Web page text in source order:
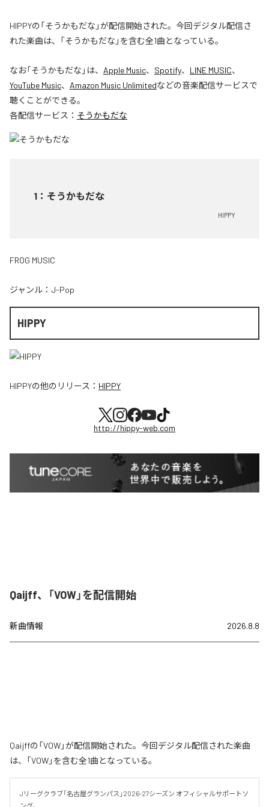
HIPPYの「そうかもだな」が配信開始された。今回デジタル配信さ
れた楽曲は、「そうかもだな」を含む全1曲となっている。
なお「そうかもだな 」は、 Apple Music、 Spotify、 LINE MUSIC、
YouTube Music、 Amazon Music Unlimitedなどの音楽配信サービスで
聴くことができる。
各配信サービス： そうかもだな
1 ： そうかもだな
HIPPY
FROG MUSIC
ジャンル： J-Pop
HIPPY
HIPPYの他のリリース： HIPPY
http://hippy-web.com
Qaijff、「VOW」を配信開始
新曲情報 2026.8.8
Qaijffの「VOW」が配信開始された。今回デジタル配信された楽曲
は、「VOW」を含む全1曲となっている。
Jリーグクラブ「名古屋グランパス」2026-27シーズン オフィシャルサポートソ
ング。